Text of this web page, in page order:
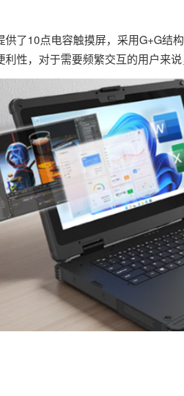
10点电容触摸屏，采用G+G结
性，对于需要频繁交互的用户来